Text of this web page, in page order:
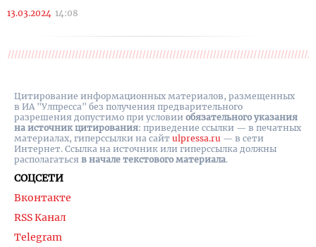
13.03.2024 14:08
СОЦСЕТИ
Вконтакте
RSS Канал
Telegram
Цитирование информационных материалов, размещенных
в ИА "Улпресса" без получения предварительного
разрешения допустимо при условии обязательного указания
на источник цитирования: приведение ссылки — в печатных
материалах, гиперссылки на cайт ulpressa.ru — в сети
Интернет. Ссылка на источник или гиперссылка должны
располагаться в начале текстового материала.